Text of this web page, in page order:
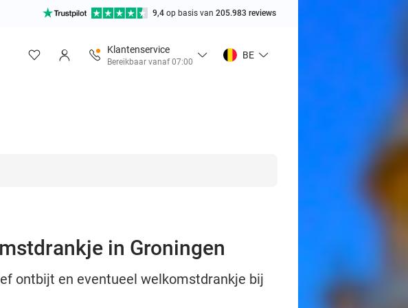
9,4 op basis van 205.983 reviews
Klantenservice
Bereikbaar vanaf 07:00
BE
in Groningen
ontbijt en eventueel welkomstdrankje bij